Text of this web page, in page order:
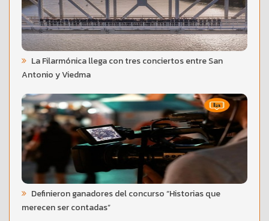
La Filarmónica llega con tres conciertos entre San
Antonio y Viedma
Definieron ganadores del concurso “Historias que
merecen ser contadas”